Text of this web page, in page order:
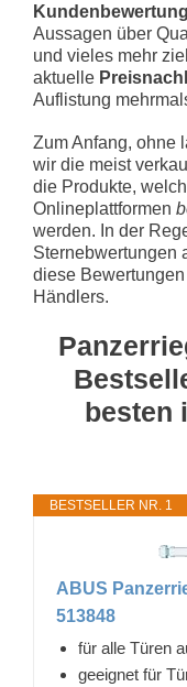
Aussagen über
und vieles mehr
aktuelle
Auflistung
Zum Anfang, ohne
wir die meist
die Produkte,
Onlineplattformen
werden. In der
Sternebwertungen
diese
Händlers.
besten
BESTSELLER NR. 1
ABUS
513848
für alle Türen
geeignet für